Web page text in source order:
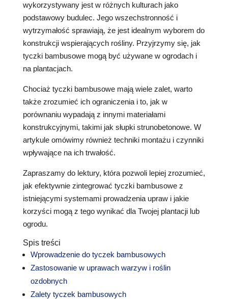
wykorzystywany jest w różnych kulturach jako
podstawowy budulec. Jego wszechstronność i
wytrzymałość sprawiają, że jest idealnym wyborem do
konstrukcji wspierających rośliny. Przyjrzymy się, jak
tyczki bambusowe mogą być używane w ogrodach i
na plantacjach.
Chociaż tyczki bambusowe mają wiele zalet, warto
także zrozumieć ich ograniczenia i to, jak w
porównaniu wypadają z innymi materiałami
konstrukcyjnymi, takimi jak słupki strunobetonowe. W
artykule omówimy również techniki montażu i czynniki
wpływające na ich trwałość.
Zapraszamy do lektury, która pozwoli lepiej zrozumieć,
jak efektywnie zintegrować tyczki bambusowe z
istniejącymi systemami prowadzenia upraw i jakie
korzyści mogą z tego wynikać dla Twojej plantacji lub
ogrodu.
Spis treści
Wprowadzenie do tyczek bambusowych
Zastosowanie w uprawach warzyw i roślin
ozdobnych
Zalety tyczek bambusowych